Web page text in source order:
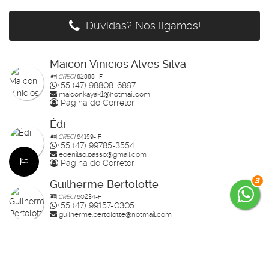
3
Dúvidas? Nós ligamos!
Maicon Vinicios Alves Silva
CRECI62888- F
+55 (47) 98808-6897
maiconkayak1@hotmail.com
Página do Corretor
Édi
CRECI64159- F
+55 (47) 99785-3554
edenilso.basso@gmail.com
Página do Corretor
Guilherme Bertolotte
CRECI60234-F
+55 (47) 99157-0305
guilherme.bertolotte@hotmail.com